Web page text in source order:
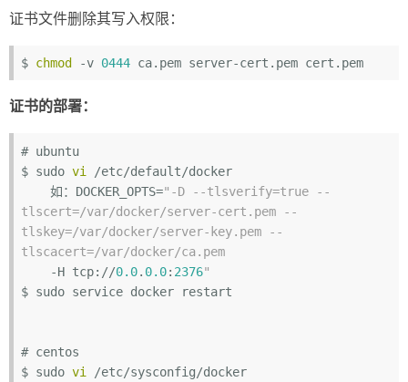
证书文件删除其写入权限：
$ chmod -v 0444
证书的部署：
# ubuntu
$ sudo vi
/etc/default/docker
    如：DOCKER_OPTS=
"-D --tlsverify=true --
tlscert=/var/docker/server-cert.pem --
tlskey=/var/docker/server-key.pem --
tlscacert=/var/docker/ca.pem
    -H tcp://
0.0. 0.0: 2376"
$ sudo service docker restart
# centos
$ sudo vi
/etc/sysconfig/docker